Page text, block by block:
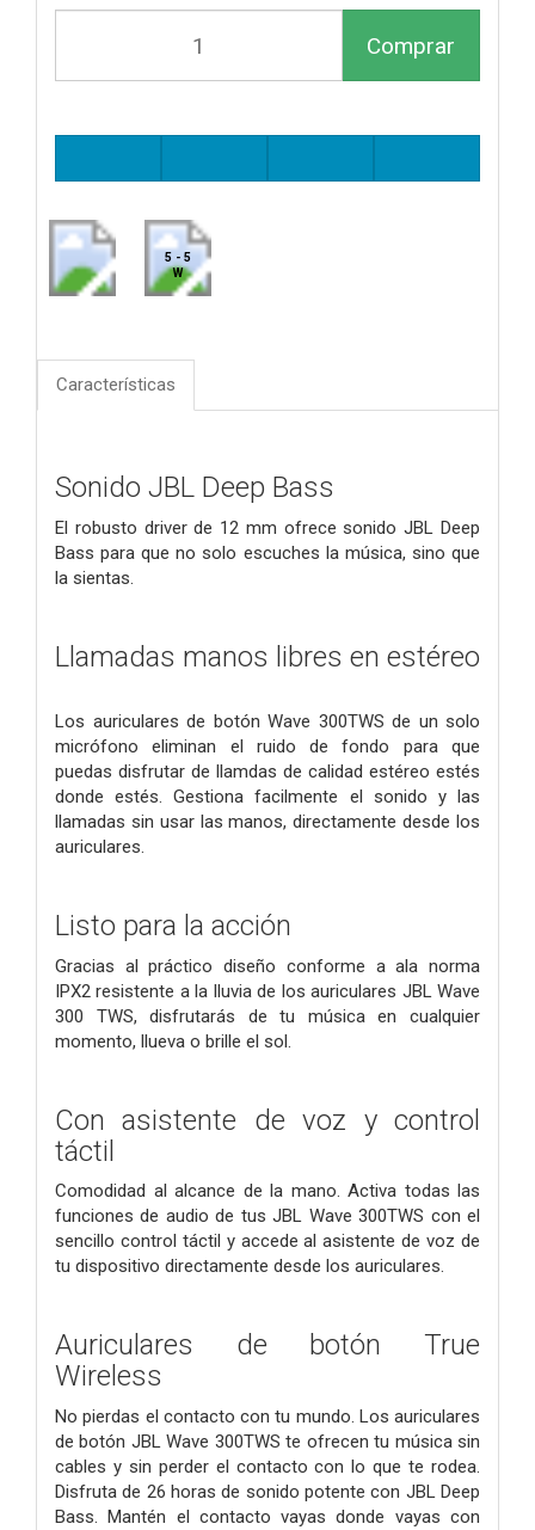
Comprar
5 - 5
W
Características
Sonido JBL Deep Bass
El robusto driver de 12 mm ofrece sonido JBL Deep
Bass para que no solo escuches la música, sino que
la sientas.
Llamadas manos libres en estéreo
Los auriculares de botón Wave 300TWS de un solo
micrófono eliminan el ruido de fondo para que
puedas disfrutar de llamdas de calidad estéreo estés
donde estés. Gestiona facilmente el sonido y las
llamadas sin usar las manos, directamente desde los
auriculares.
Listo para la acción
Gracias al práctico diseño conforme a ala norma
IPX2 resistente a la lluvia de los auriculares JBL Wave
300 TWS, disfrutarás de tu música en cualquier
momento, llueva o brille el sol.
Con asistente de voz y control
táctil
Comodidad al alcance de la mano. Activa todas las
funciones de audio de tus JBL Wave 300TWS con el
sencillo control táctil y accede al asistente de voz de
tu dispositivo directamente desde los auriculares.
Auriculares de botón True
Wireless
No pierdas el contacto con tu mundo. Los auriculares
de botón JBL Wave 300TWS te ofrecen tu música sin
cables y sin perder el contacto con lo que te rodea.
Disfruta de 26 horas de sonido potente con JBL Deep
Bass. Mantén el contacto vayas donde vayas con